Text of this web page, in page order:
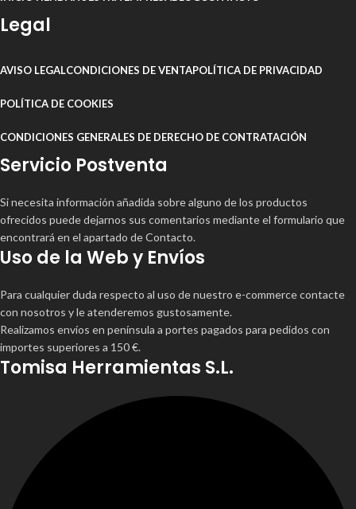
Legal
AVISO LEGALCONDICIONES DE VENTAPOLÍTICA DE PRIVACIDAD
POLÍTICA DE COOKIES
CONDICIONES GENERALES DE DERECHO DE CONTRATACIÓN
Servicio Postventa
Si necesita información añadida sobre alguno de los productos
ofrecidos puede dejarnos sus comentarios mediante el formulario que
encontrará en el apartado de Contacto.
Uso de la Web y Envíos
Para cualquier duda respecto al uso de nuestro e-commerce contacte
con nosotros y le atenderemos gustosamente.
Realizamos envíos en península a portes pagados para pedidos con
importes superiores a 150 €.
Tomisa Herramientas S.L.